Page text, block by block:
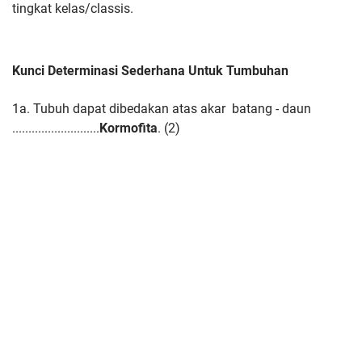
tingkat kelas/classis.
Kunci Determinasi Sederhana Untuk Tumbuhan
1a. Tubuh dapat dibedakan atas akar batang - daun
........................... Kormofita. (2)